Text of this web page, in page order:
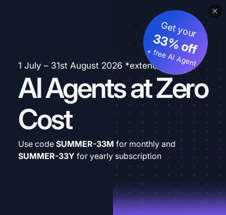
1 July – 31st August 2026 *extended
AI Agents at Zero
Cost
Get your
33% off
+ free AI Agent
Use code SUMMER-33M for monthly and
SUMMER-33Y for yearly subscription